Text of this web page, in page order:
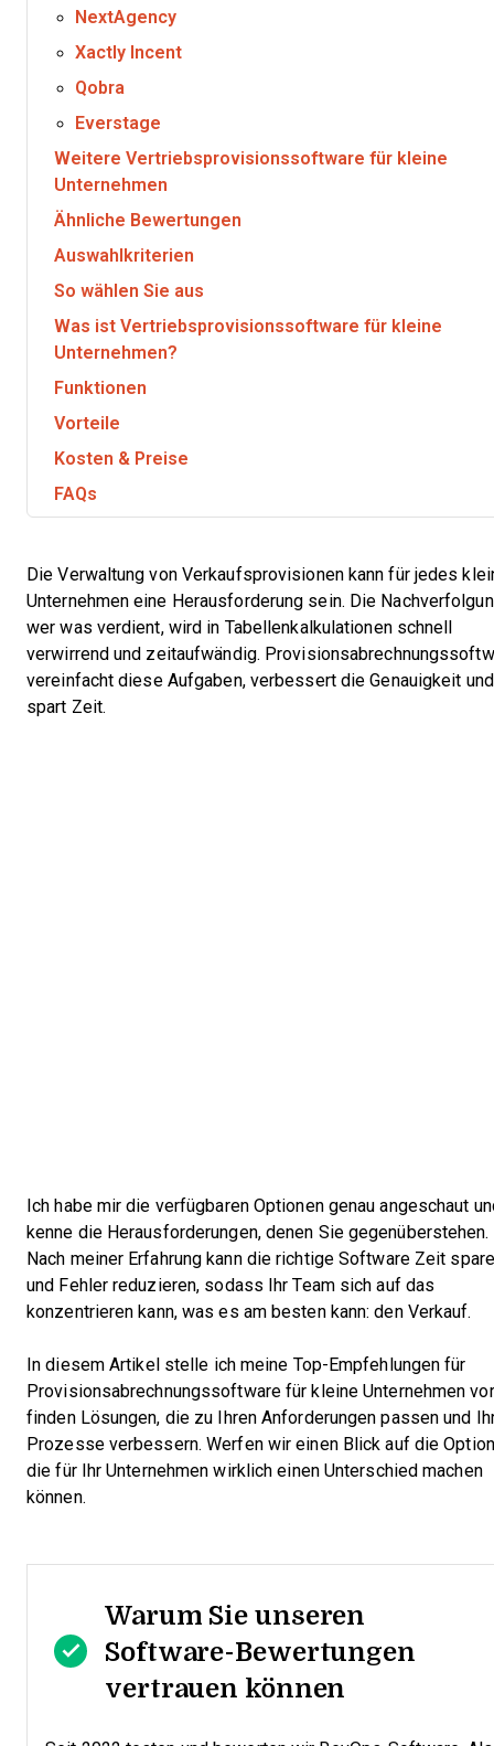
NextAgency
Xactly Incent
Qobra
Everstage
Weitere Vertriebsprovisionssoftware für kleine
Unternehmen
Ähnliche Bewertungen
Auswahlkriterien
So wählen Sie aus
Was ist Vertriebsprovisionssoftware für kleine
Unternehmen?
Funktionen
Vorteile
Kosten & Preise
FAQs
Die Verwaltung von Verkaufsprovisionen kann für jedes
Unternehmen eine Herausforderung sein. Die
wer was verdient, wird in Tabellenkalkulationen schnell
verwirrend und zeitaufwändig.
vereinfacht diese Aufgaben, verbessert die Genauigkeit und
spart Zeit.
Ich habe mir die verfügbaren Optionen genau angeschaut
kenne die Herausforderungen, denen Sie gegenüberstehen.
Nach meiner Erfahrung kann die richtige Software Zeit
und Fehler reduzieren, sodass Ihr Team sich auf das
konzentrieren kann, was es am besten kann: den Verkauf.
In diesem Artikel stelle ich meine Top-Empfehlungen für
Provisionsabrechnungssoftware für kleine Unternehmen
finden Lösungen, die zu Ihren Anforderungen passen und
Prozesse verbessern. Werfen wir einen Blick auf die
die für Ihr Unternehmen wirklich einen Unterschied machen
können.
Warum Sie unseren
Software-Bewertungen
vertrauen können